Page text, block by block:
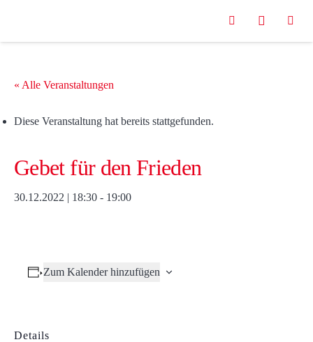
« Alle Veranstaltungen
Diese Veranstaltung hat bereits stattgefunden.
Gebet für den Frieden
30.12.2022 | 18:30 - 19:00
Zum Kalender hinzufügen
Details